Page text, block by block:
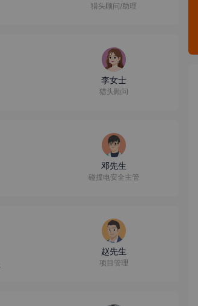
猎头顾问/助理
李女士
猎头顾问
邓先生
碰撞电安全主管
赵先生
项目管理